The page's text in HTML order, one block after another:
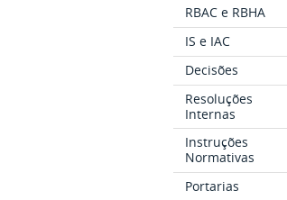
RBAC e RBHA
IS e IAC
Decisões
Resoluções
Internas
Instruções
Normativas
Portarias